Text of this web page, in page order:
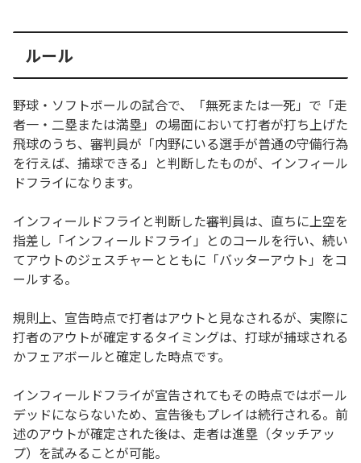
ルール
野球・ソフトボールの試合で、「無死または一死」で「走
者一・二塁または満塁」の場面において打者が打ち上げた
飛球のうち、審判員が「内野にいる選手が普通の守備行為
を行えば、捕球できる」と判断したものが、インフィール
ドフライになります。
インフィールドフライと判断した審判員は、直ちに上空を
指差し「インフィールドフライ」とのコールを行い、続い
てアウトのジェスチャーとともに「バッターアウト」をコ
ールする。
規則上、宣告時点で打者はアウトと見なされるが、実際に
打者のアウトが確定するタイミングは、打球が捕球される
かフェアボールと確定した時点です。
インフィールドフライが宣告されてもその時点ではボール
デッドにならないため、宣告後もプレイは続行される。前
述のアウトが確定された後は、走者は進塁（タッチアッ
プ）を試みることが可能。